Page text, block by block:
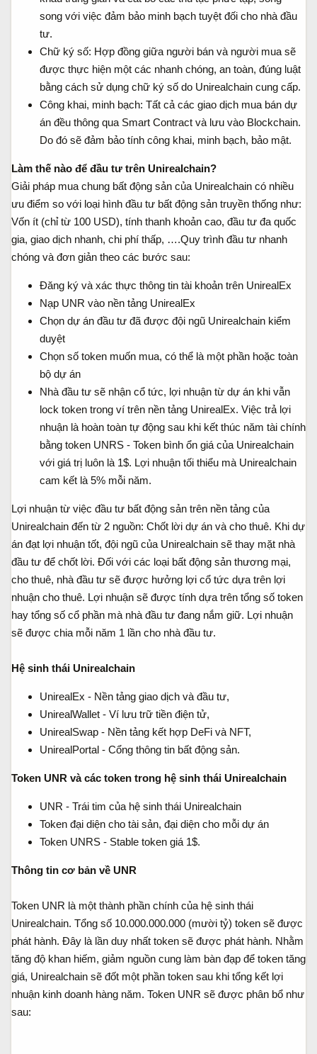
song với việc đảm bảo minh bạch tuyệt đối cho nhà đầu
tư.
Chữ ký số: Hợp đồng giữa người bán và người mua sẽ
được thực hiện một các nhanh chóng, an toàn, đúng luật
bằng cách sử dụng chữ ký số do Unirealchain cung cấp.
Công khai, minh bạch: Tất cả các giao dịch mua bán dự
án đều thông qua Smart Contract và lưu vào Blockchain.
Do đó sẽ đảm bảo tính công khai, minh bạch, bảo mật.
Làm thế nào để đầu tư trên Unirealchain?
Giải pháp mua chung bất động sản của Unirealchain có nhiều
ưu điểm so với loại hình đầu tư bất động sản truyền thống như:
Vốn ít (chỉ từ 100 USD), tính thanh khoản cao, đầu tư đa quốc
gia, giao dịch nhanh, chi phí thấp, ….Quy trình đầu tư nhanh
chóng và đơn giản theo các bước sau:
Đăng ký và xác thực thông tin tài khoản trên UnirealEx
Nạp UNR vào nền tảng UnirealEx
Chọn dự án đầu tư đã được đội ngũ Unirealchain kiểm
duyệt
Chọn số token muốn mua, có thể là một phần hoặc toàn
bộ dự án
Nhà đầu tư sẽ nhận cổ tức, lợi nhuận từ dự án khi vẫn
lock token trong ví trên nền tảng UnirealEx. Việc trả lợi
nhuận là hoàn toàn tự động sau khi kết thúc năm tài chính
bằng token UNRS - Token bình ổn giá của Unirealchain
với giá trị luôn là 1$. Lợi nhuận tối thiểu mà Unirealchain
cam kết là 5% mỗi năm.
Lợi nhuận từ việc đầu tư bất động sản trên nền tảng của
Unirealchain đến từ 2 nguồn: Chốt lời dự án và cho thuê. Khi dự
án đạt lợi nhuận tốt, đội ngũ của Unirealchain sẽ thay mặt nhà
đầu tư để chốt lời. Đối với các loại bất động sản thương mại,
cho thuê, nhà đầu tư sẽ được hưởng lợi cổ tức dựa trên lợi
nhuận cho thuê. Lợi nhuận sẽ được tính dựa trên tổng số token
hay tổng số cổ phần mà nhà đầu tư đang nắm giữ. Lợi nhuận
sẽ được chia mỗi năm 1 lần cho nhà đầu tư.
Hệ sinh thái Unirealchain
UnirealEx - Nền tảng giao dịch và đầu tư,
UnirealWallet - Ví lưu trữ tiền điện tử,
UnirealSwap - Nền tảng kết hợp DeFi và NFT,
UnirealPortal - Cổng thông tin bất động sản.
Token UNR và các token trong hệ sinh thái Unirealchain
UNR - Trái tim của hệ sinh thái Unirealchain
Token đại diện cho tài sản, đại diện cho mỗi dự án
Token UNRS - Stable token giá 1$.
Thông tin cơ bản về UNR
Token UNR là một thành phần chính của hệ sinh thái
Unirealchain. Tổng số 10.000.000.000 (mười tỷ) token sẽ được
phát hành. Đây là lần duy nhất token sẽ được phát hành. Nhằm
tăng độ khan hiếm, giảm nguồn cung làm bàn đạp để token tăng
giá, Unirealchain sẽ đốt một phần token sau khi tổng kết lợi
nhuận kinh doanh hàng năm. Token UNR sẽ được phân bổ như
sau: